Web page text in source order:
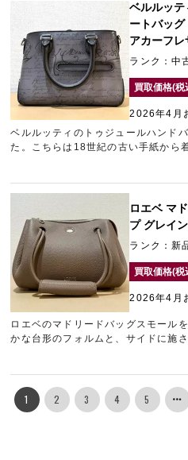
買取店「ギャラリーレア神戸元町店
ベルルッテ
ートバッ
アカーフレ
ランク：中
買取価格(税
2026年4月
ベルルッティのトゥジュールハンド
た。こちらは18世紀の古い手紙から
ーが美しく刻印されたアイコニック
ランド買取店「ギャラリーレア神戸
ロエベ マ
プ グレイ
ランク：新
買取価格(税
2026年4月
ロエベのマドリードバッグスモール
かな台形のフォルムと、サイドに施
美しい人気バッグです。まとめてブ
買取店「ギャラリーレア神戸元町店
1 2 3 4 5